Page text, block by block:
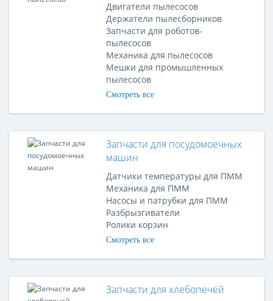
Двигатели пылесосов
Держатели пылесборников
Запчасти для роботов-
пылесосов
Механика для пылесосов
Мешки для промышленных
пылесосов
Смотреть все
Запчасти для посудомоечных
машин
Датчики температуры для ПММ
Механика для ПММ
Насосы и патрубки для ПММ
Разбрызгиватели
Ролики корзин
Смотреть все
Запчасти для хлебопечей